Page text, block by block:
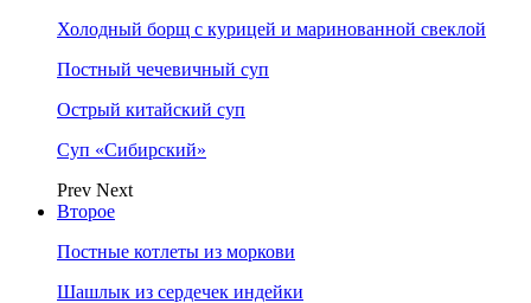
Холодный борщ с курицей и маринованной свеклой
Постный чечевичный суп
Острый китайский суп
Суп «Сибирский»
Prev Next
Второе
Постные котлеты из моркови
Шашлык из сердечек индейки